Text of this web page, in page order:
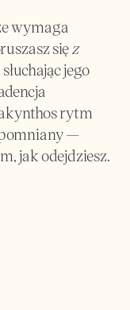
wymaga
się z
jego
rytm
—
jak odejdziesz.